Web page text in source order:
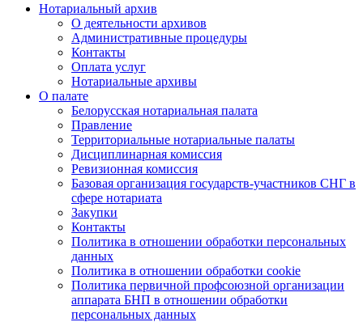
Нотариальный архив
О деятельности архивов
Административные процедуры
Контакты
Оплата услуг
Нотариальные архивы
О палате
Белорусская нотариальная палата
Правление
Территориальные нотариальные палаты
Дисциплинарная комиссия
Ревизионная комиссия
Базовая организация государств-участников СНГ в
сфере нотариата
Закупки
Контакты
Политика в отношении обработки персональных
данных
Политика в отношении обработки cookie
Политика первичной профсоюзной организации
аппарата БНП в отношении обработки
персональных данных